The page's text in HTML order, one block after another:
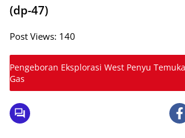
(dp-47)
Post Views: 140
Pengeboran Eksplorasi West Penyu
Gas